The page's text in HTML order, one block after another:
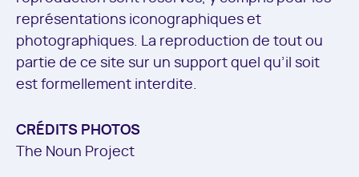
représentations iconographiques et
photographiques. La reproduction de tout ou
partie de ce site sur un support quel qu’il soit
est formellement interdite.
CRÉDITS PHOTOS
The Noun Project